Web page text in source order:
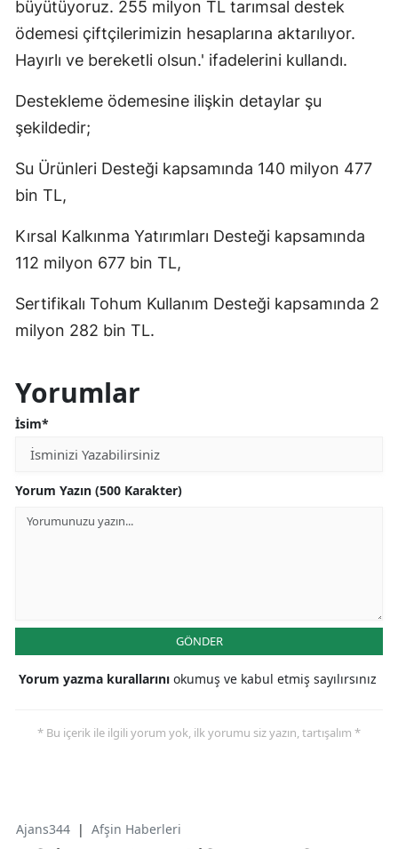
büyütüyoruz. 255 milyon TL tarımsal destek
ödemesi çiftçilerimizin hesaplarına aktarılıyor.
Hayırlı ve bereketli olsun.' ifadelerini kullandı.​
Destekleme ödemesine ilişkin detaylar şu
şekildedir;
Su Ürünleri Desteği kapsamında 140 milyon 477
bin TL,
Kırsal Kalkınma Yatırımları Desteği kapsamında
112 milyon 677 bin TL,
Sertifikalı Tohum Kullanım Desteği kapsamında 2
milyon 282 bin TL.
Yorumlar
İsim*
Yorum Yazın (500 Karakter)
GÖNDER
Yorum yazma kurallarını okumuş ve kabul etmiş sayılırsınız
* Bu içerik ile ilgili yorum yok, ilk yorumu siz yazın, tartışalım *
Ajans344 | Afşin Haberleri